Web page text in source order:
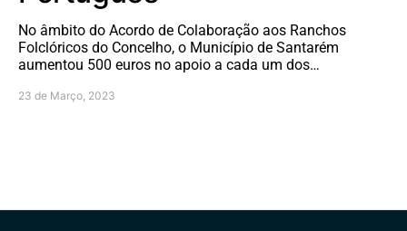
No âmbito do Acordo de Colaboração aos Ranchos
Folclóricos do Concelho, o Município de Santarém
aumentou 500 euros no apoio a cada um dos…
23 de Março, 2023